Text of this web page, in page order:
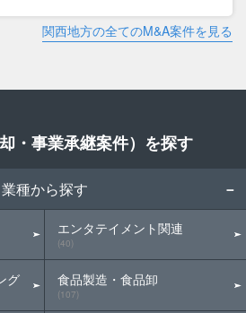
関西地方の全てのM&A案件を見る
・事業承継案件）を探す
業種から探す
グ
エンタテイメント関連
(40)
食品製造・食品卸
(107)